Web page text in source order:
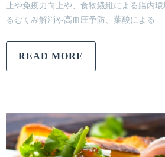
止や免疫力向上や、食物繊維による腸内
るむくみ解消や高血圧予防、葉酸による
READ MORE